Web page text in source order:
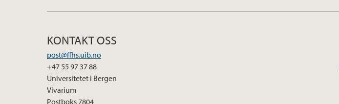
KONTAKT OSS
post@ffhs.uib.no
+47 55 97 37 88
Universitetet i Bergen
Vivarium
Postboks 7804